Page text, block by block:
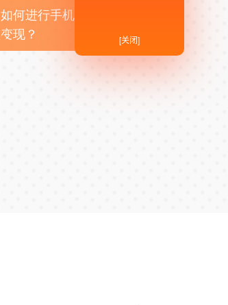
如何进行手机APP商业
变现？
[关闭]